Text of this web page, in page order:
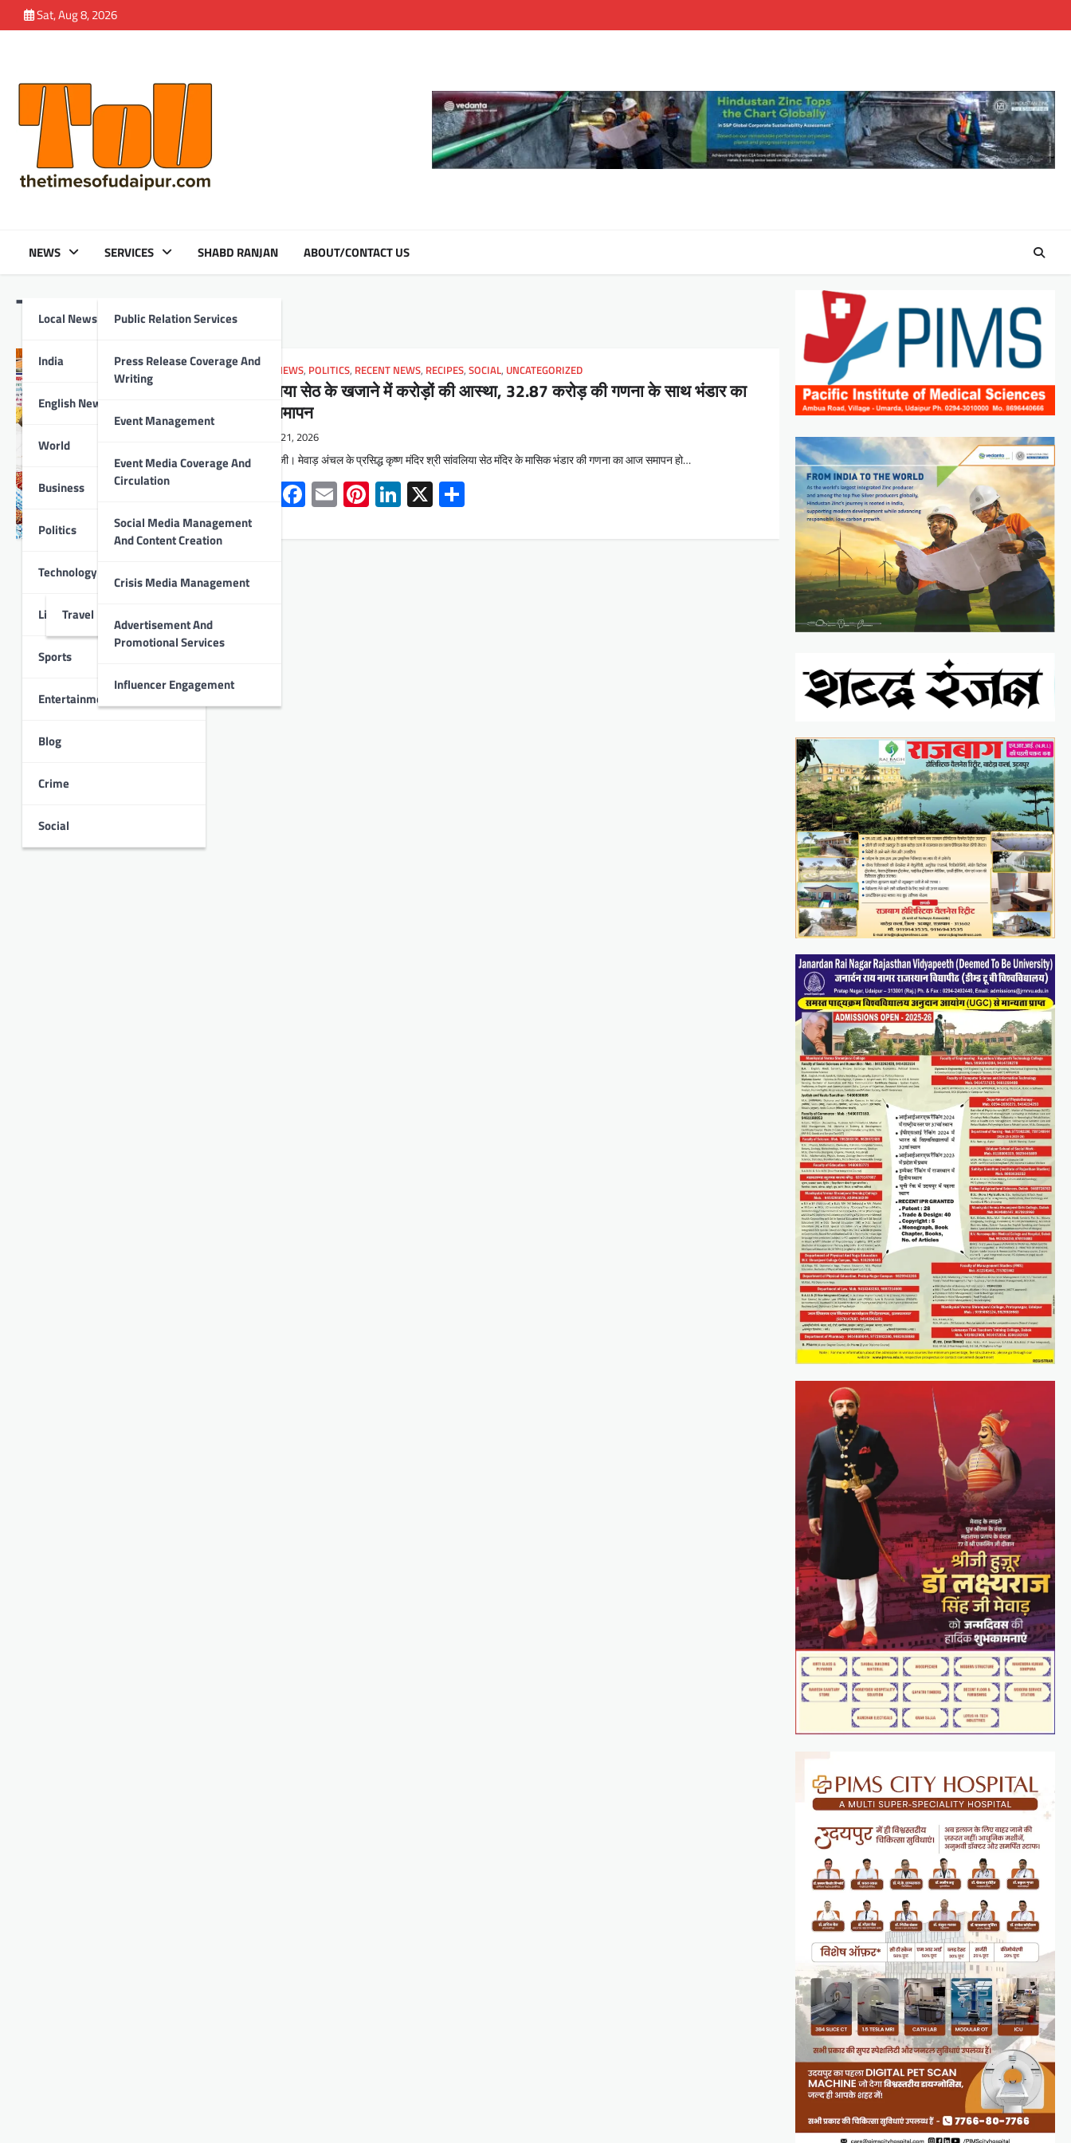
to
Sat, Aug 8, 2026
NEWS
Local News
India
English News
World
Business
Politics
Technology
Lifestyle
Travel
Sports
Entertainment
Blog
Crime
Social
SERVICES
Public Relation Services
Press Release Coverage And
Writing
Event Management
Event Media Coverage And
Circulation
Social Media Management
And Content Creation
Crisis Media Management
Advertisement And
Promotional Services
Influencer Engagement
SHABD RANJAN ABOUT/CONTACT US
Tag:87
LOCAL NEWS, POLITICS, RECENT NEWS, RECIPES,SOCIAL, UNCATEGORIZED
सांवलिया सेठ के खजाने में करोड़ों की आस्था, 32.87 करोड़ की गणना के साथ भंडार का
हुआ समापन
May 21, 2026
सांवलियाजी। मेवाड़ अंचल के प्रसिद्ध कृष्ण मंदिर श्री सांवलिया सेठ मंदिर के मासिक भंडार की गणना का आज समापन हो…
WhatsApp
Facebook
EmailPinterest
LinkedIn
X